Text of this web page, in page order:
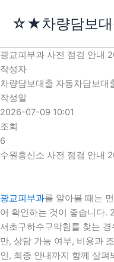
로
건
너
뛰
기
☆★차량담보
광교피부과 사전 점검 안내
작성자
차량담보대출 자동차담보대
작성일
2026-07-09 10:01
조회
6
수원흥신소 사전 점검 안내
광교피부과를 알아볼 때는
어 확인하는 것이 좋습니다.
서초구하수구막힘를 찾는
만, 상담 가능 여부, 비용과
인, 최종 안내까지 함께 살